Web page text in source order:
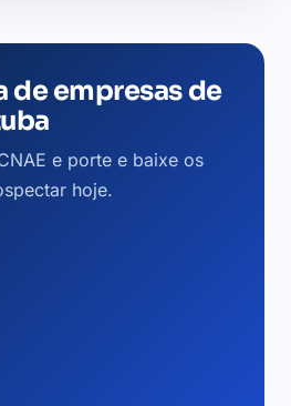
de empresas de
e porte e baixe os
hoje.